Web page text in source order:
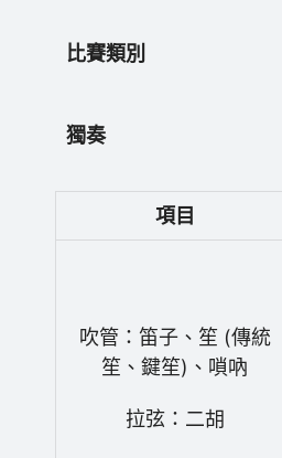
比賽類別
獨奏
項目
吹管：笛子、笙 (傳統
笙、鍵笙)、嗩吶
拉弦：二胡